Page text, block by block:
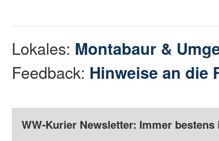
Lokales: Montabaur &
Feedback: Hinweise an die
WW-Kurier Newsletter: Immer